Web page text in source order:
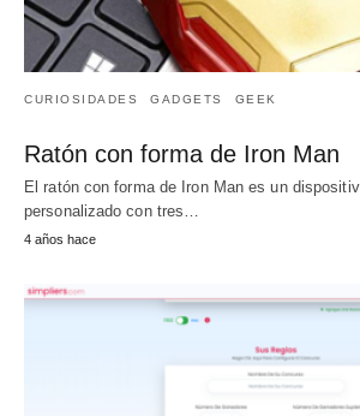
CURIOSIDADES GADGETS GEEK
Ratón con forma de Iron Man
El ratón con forma de Iron Man es un
personalizado con tres…
4 años hace